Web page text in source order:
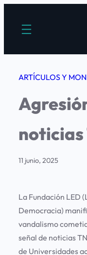
ARTÍCULOS Y
noticias
11 junio, 2025
La Fundación LED
Democracia)
vandalismo
señal de noticias
de Universidades